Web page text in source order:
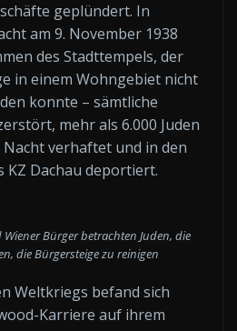
geplündert. In
am 9. November 1938
des Stadttempels, der
in einem Wohngebiet nicht
konnte – sämtliche
mehr als 6.000 Juden
verhaftet und in den
Dachau deportiert.
Bürger betrachten Juden, die
die Bürgersteige zu reinigen
Weltkriegs befand sich
Karriere auf ihrem